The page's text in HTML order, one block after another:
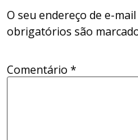
O seu endereço de e-
obrigatórios são
Comentário *